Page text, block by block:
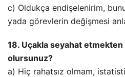
c) Oldukça endişelenirim,
yada görevlerin değişmesi
18. Uçakla seyahat etmekten
olursunuz?
a) Hiç rahatsız olmam,